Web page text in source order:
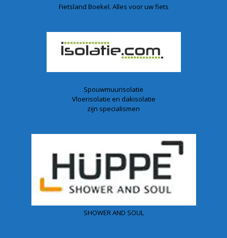
Fietsland Boekel. Alles voor uw fiets
Spouwmuurisolatie
Vloerisolatie en dakisolatie
zijn specialismen
SHOWER AND SOUL